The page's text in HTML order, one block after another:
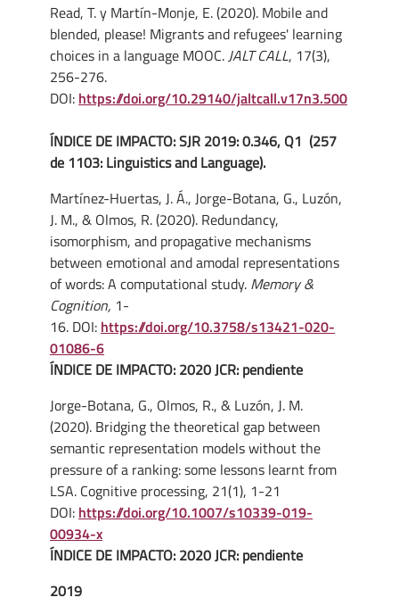
Read, T. y Martín-Monje, E. (2020). Mobile and
blended, please! Migrants and refugees' learning
choices in a language MOOC. JALT CALL, 17(3),
256-276.
DOI: https://doi.org/10.29140/jaltcall.v17n3.500
ÍNDICE DE IMPACTO: SJR 2019: 0.346, Q1 (257
de 1103: Linguistics and Language).
Martínez-Huertas, J. Á., Jorge-Botana, G., Luzón,
J. M., & Olmos, R. (2020). Redundancy,
isomorphism, and propagative mechanisms
between emotional and amodal representations
of words: A computational study. Memory &
Cognition, 1-
16. DOI: https://doi.org/10.3758/s13421-020-
01086-6
ÍNDICE DE IMPACTO: 2020 JCR: pendiente
Jorge-Botana, G., Olmos, R., & Luzón, J. M.
(2020). Bridging the theoretical gap between
semantic representation models without the
pressure of a ranking: some lessons learnt from
LSA. Cognitive processing, 21(1), 1-21
DOI: https://doi.org/10.1007/s10339-019-
00934-x
ÍNDICE DE IMPACTO: 2020 JCR: pendiente
2019